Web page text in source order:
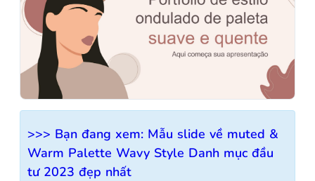
>>> Bạn đang xem: Mẫu slide về muted &
Warm Palette Wavy Style Danh mục đầu
tư 2023 đẹp nhất